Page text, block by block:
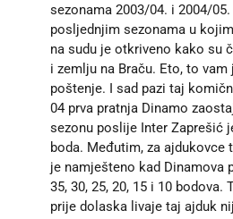
sezonama 2003/04. i 2004/
posljednjim sezonama u
na sudu je otkriveno kako su
i zemlju na Braču. Eto, to
poštenje. I sad pazi taj
04 prva pratnja Dinamo
sezonu poslije Inter Zaprešić
boda. Međutim, za
je namješteno kad Dinamova
35, 30, 25, 20, 15 i 10 bodova.
prije dolaska livaje taj ajduk